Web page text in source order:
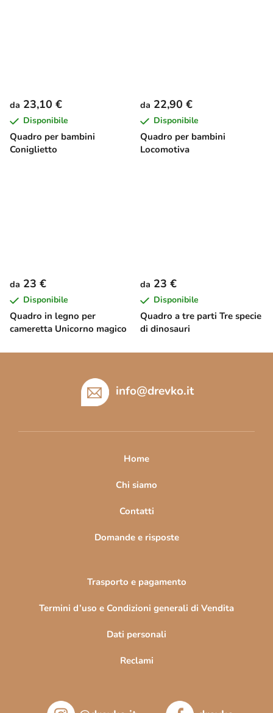
Quadro per bambini
Coniglietto
da 23,10 €
Disponibile
Quadro per bambini
Locomotiva
da 22,90 €
Disponibile
Quadro in legno per
cameretta Unicorno magico
da 23 €
Disponibile
Quadro a tre parti Tre specie
di dinosauri
da 23 €
Disponibile
info@drevko.it
Home
Chi siamo
Contatti
Domande e risposte
Trasporto e pagamento
Termini d’uso e Condizioni generali di Vendita
Dati personali
Reclami